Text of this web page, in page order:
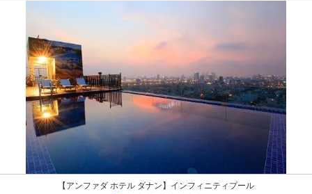
【アンファダ ホテル ダナン】インフィニティプール